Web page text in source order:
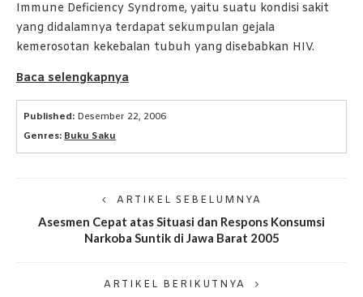
Immune Deficiency Syndrome, yaitu suatu kondisi sakit
yang didalamnya terdapat sekumpulan gejala
kemerosotan kekebalan tubuh yang disebabkan HIV.
Baca selengkapnya
Published: Desember 22, 2006
Genres: Buku Saku
ARTIKEL SEBELUMNYA
Asesmen Cepat atas Situasi dan Respons Konsumsi
Narkoba Suntik di Jawa Barat 2005
ARTIKEL BERIKUTNYA